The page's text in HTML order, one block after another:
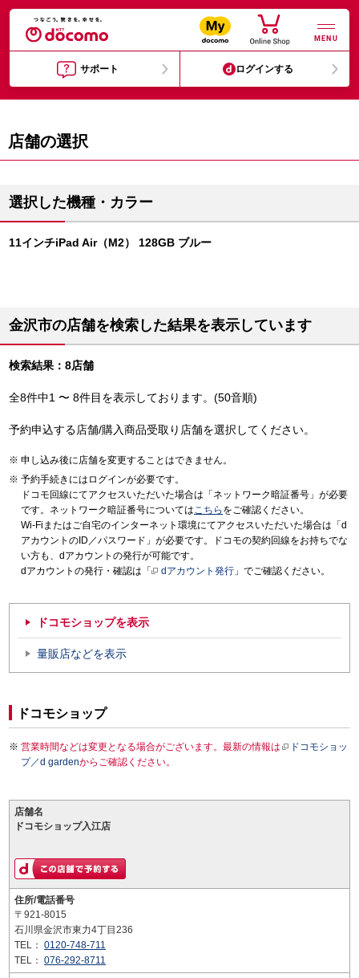
MENU
サポート ログインする
店舗の選択
選択した機種・カラー
11インチiPad Air（M2） 128GB ブルー
金沢市の店舗を検索した結果を表示しています
検索結果：8店舗
全8件中1 〜 8件目を表示しております。(50音順)
予約申込する店舗/購入商品受取り店舗を選択してください。
申し込み後に店舗を変更することはできません。
予約手続きにはログインが必要です。
ドコモ回線にてアクセスいただいた場合は「ネットワーク暗証番号」が必要
です。ネットワーク暗証番号についてはこちら をご確認ください。
Wi-Fiまたはご自宅のインターネット環境にてアクセスいただいた場合は「d
アカウントのID／パスワード」が必要です。ドコモの契約回線をお持ちでな
い方も、dアカウントの発行が可能です。
dアカウントの発行・確認は「
dアカウント発行 」でご確認ください。
ドコモショップを表示
量販店などを表示
ドコモショップ
営業時間などは変更となる場合がございます。最新の情報は
ドコモショッ
プ／d gardenからご確認ください。
店舗名
ドコモショップ入江店
住所/電話番号
〒921-8015
石川県金沢市東力4丁目236
TEL： 0120-748-711
TEL： 076-292-8711